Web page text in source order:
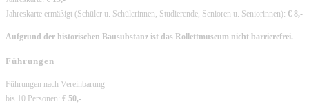
Jahreskarte ermäßigt (Schüler u. Schülerinnen, Studierende, Senioren u. Seniorinnen): € 8,-
Aufgrund der historischen Bausubstanz ist das Rollettmuseum nicht barrierefrei.
Führungen
Führungen nach Vereinbarung
bis 10 Personen: € 50,-